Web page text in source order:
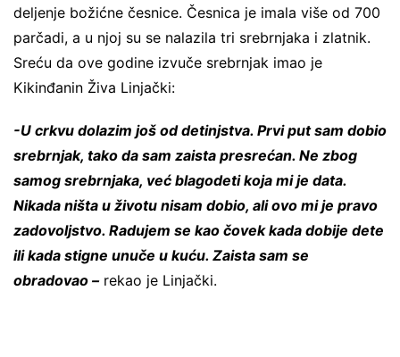
deljenje božićne česnice. Česnica je imala više od 700
parčadi, a u njoj su se nalazila tri srebrnjaka i zlatnik.
Sreću da ove godine izvuče srebrnjak imao je
Kikinđanin Živa Linjački:
-U crkvu dolazim još od detinjstva. Prvi put sam dobio
srebrnjak, tako da sam zaista presrećan. Ne zbog
samog srebrnjaka, već blagodeti koja mi je data.
Nikada ništa u životu nisam dobio, ali ovo mi je pravo
zadovoljstvo. Radujem se kao čovek kada dobije dete
ili kada stigne unuče u kuću. Zaista sam se
obradovao –rekao je Linjački.